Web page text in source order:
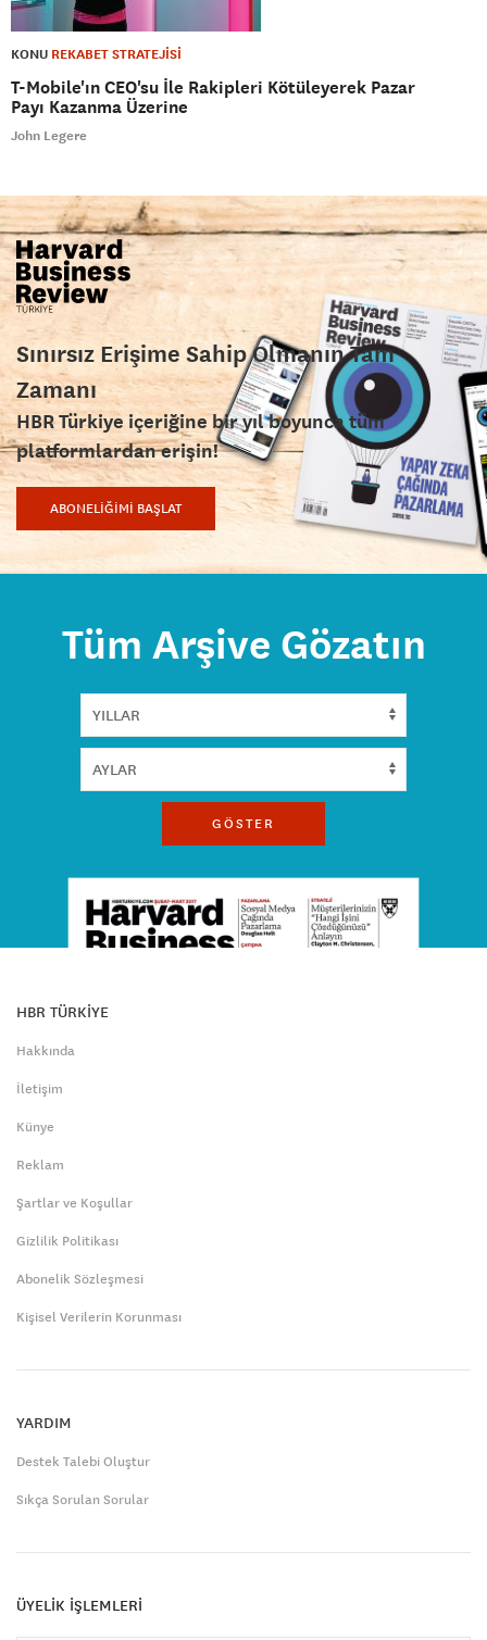
KONU REKABET STRATEJİSİ
T-Mobile'ın CEO'su İle Rakipleri Kötüleyerek Pazar
Payı Kazanma Üzerine
John Legere
Sınırsız Erişime Sahip Olmanın Tam
Zamanı
HBR Türkiye içeriğine bir yıl boyunca tüm
platformlardan erişin!
ABONELİĞİMİ BAŞLAT
Tüm Arşive Gözatın
GÖSTER
HBR TÜRKİYE
Hakkında
İletişim
Künye
Reklam
Şartlar ve Koşullar
Gizlilik Politikası
Abonelik Sözleşmesi
Kişisel Verilerin Korunması
YARDIM
Destek Talebi Oluştur
Sıkça Sorulan Sorular
ÜYELİK İŞLEMLERİ